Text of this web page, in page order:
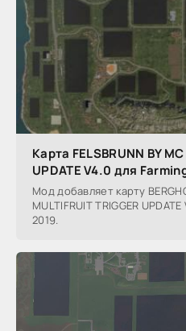
Карта FELSBRUNN BY
UPDATE V4.0 для
Мод добавляет карту
MULTIFRUIT TRIGGER
2019.